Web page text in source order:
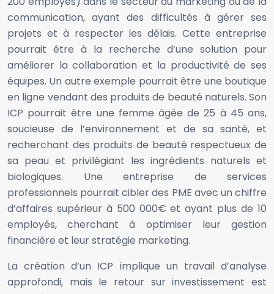
communication, ayant des difficultés à gérer ses
projets et à respecter les délais. Cette entreprise
pourrait être à la recherche d’une solution pour
améliorer la collaboration et la productivité de ses
équipes. Un autre exemple pourrait être une boutique
en ligne vendant des produits de beauté naturels. Son
ICP pourrait être une femme âgée de 25 à 45 ans,
soucieuse de l’environnement et de sa santé, et
recherchant des produits de beauté respectueux de
sa peau et privilégiant les ingrédients naturels et
biologiques. Une entreprise de services
professionnels pourrait cibler des PME avec un chiffre
d’affaires supérieur à 500 000€ et ayant plus de 10
employés, cherchant à optimiser leur gestion
financière et leur stratégie marketing.
La création d’un ICP implique un travail d’analyse
approfondi, mais le retour sur investissement est